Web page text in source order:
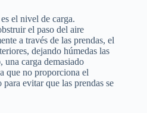
el nivel de carga.
el paso del aire
a través de las prendas, el
dejando húmedas las
una carga demasiado
que no proporciona el
evitar que las prendas se